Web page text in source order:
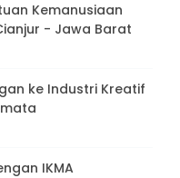
Kemanusiaan
- Jawa Barat
ke Industri Kreatif
IKMA